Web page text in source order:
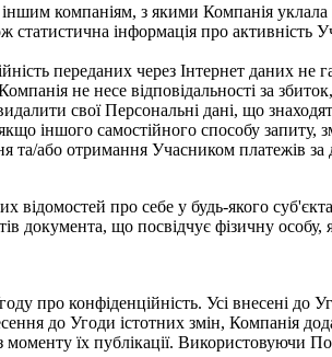
компаніям, з якими Компанія
інформація про
переданих через Інтернет даних
не несе відповідальності за
свої Персональні дані, що
іншого самостійного способу
та/або отримання Учасником платежів
відомостей про себе у будь-якого
документа, що посвідчує фізичну
про конфіденційність. Усі внесені до
до Угоди істотних змін, Компанія
їх публікації.